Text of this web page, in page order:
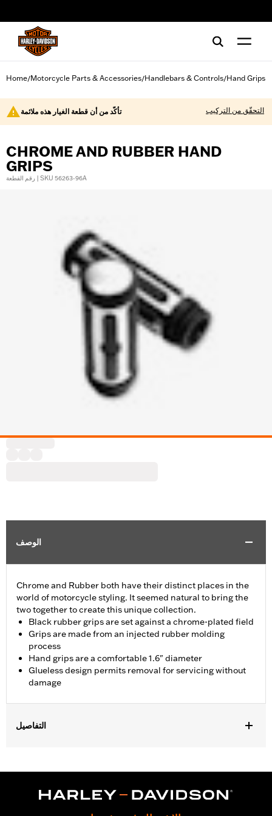
Home/Motorcycle Parts & Accessories/Handlebars & Controls/Hand Grips
تأكّد من أن قطعة الغيار هذه ملائمة التحقّق من التركيب
CHROME AND RUBBER HAND
GRIPS
رقم القطعة | SKU 56263-96A
الوصف
Chrome and Rubber both have their distinct places in the
world of motorcycle styling. It seemed natural to bring the
two together to create this unique collection.
Black rubber grips are set against a chrome-plated field
Grips are made from an injected rubber molding
process
Hand grips are a comfortable 1.6" diameter
Glueless design permits removal for servicing without
damage
التفاصيل
Installation Instructions